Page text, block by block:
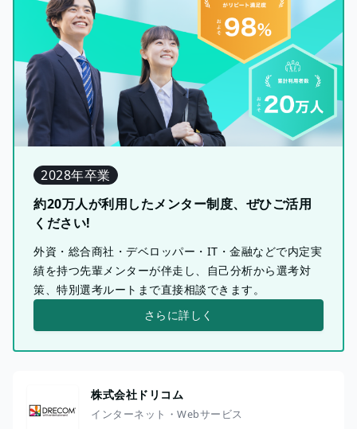
2028年卒業
約20万人が利用したメンター制度、ぜひご活用
ください!
外資・総合商社・デベロッパー・IT・金融などで内定実
績を持つ先輩メンターが伴走し、自己分析から選考対
策、特別選考ルートまで直接相談できます。
さらに詳しく
株式会社ドリコム
インターネット・Webサービス